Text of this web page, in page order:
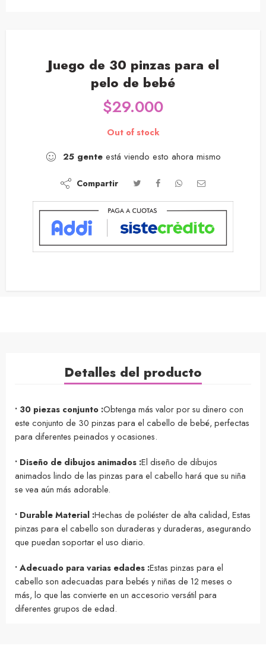
Juego de 30 pinzas para el
pelo de bebé
$29.000
Out of stock
25 gente está viendo esto ahora mismo
Compartir
Detalles del producto
• 30 piezas conjunto :Obtenga más valor por su dinero con
este conjunto de 30 pinzas para el cabello de bebé, perfectas
para diferentes peinados y ocasiones.
• Diseño de dibujos animados :El diseño de dibujos
animados lindo de las pinzas para el cabello hará que su niña
se vea aún más adorable.
• Durable Material :Hechas de poliéster de alta calidad, Estas
pinzas para el cabello son duraderas y duraderas, asegurando
que puedan soportar el uso diario.
• Adecuado para varias edades :Estas pinzas para el
cabello son adecuadas para bebés y niñas de 12 meses o
más, lo que las convierte en un accesorio versátil para
diferentes grupos de edad.